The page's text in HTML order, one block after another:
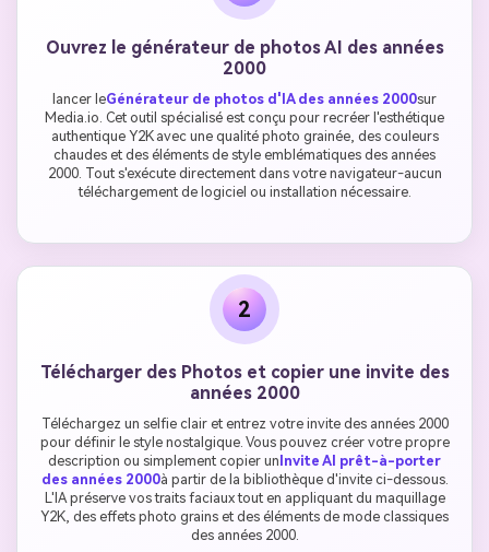
Ouvrez le générateur de photos AI des années
2000
lancer leGénérateur de photos d'IA des années 2000sur
Media.io. Cet outil spécialisé est conçu pour recréer l'esthétique
authentique Y2K avec une qualité photo grainée, des couleurs
chaudes et des éléments de style emblématiques des années
2000. Tout s'exécute directement dans votre navigateur-aucun
téléchargement de logiciel ou installation nécessaire.
2
Télécharger des Photos et copier une invite des
années 2000
Téléchargez un selfie clair et entrez votre invite des années 2000
pour définir le style nostalgique. Vous pouvez créer votre propre
description ou simplement copier un Invite AI prêt-à-porter
des années 2000à partir de la bibliothèque d'invite ci-dessous.
L'IA préserve vos traits faciaux tout en appliquant du maquillage
Y2K, des effets photo grains et des éléments de mode classiques
des années 2000.